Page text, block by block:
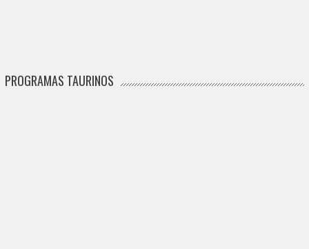
PROGRAMAS TAURINOS